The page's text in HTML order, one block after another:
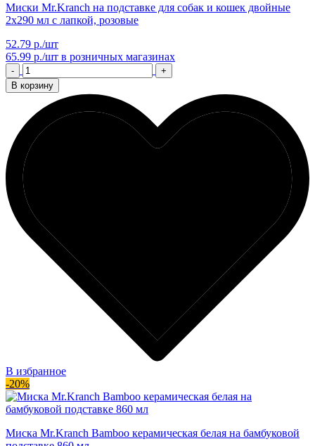
Миски Mr.Kranch на подставке для собак и кошек двойные
2x290 мл с лапкой, розовые
52.79 р./шт
65.99 р./шт в розничных магазинах
-
+
В корзину
В избранное
-20%
Миска Mr.Kranch Bamboo керамическая белая на бамбуковой